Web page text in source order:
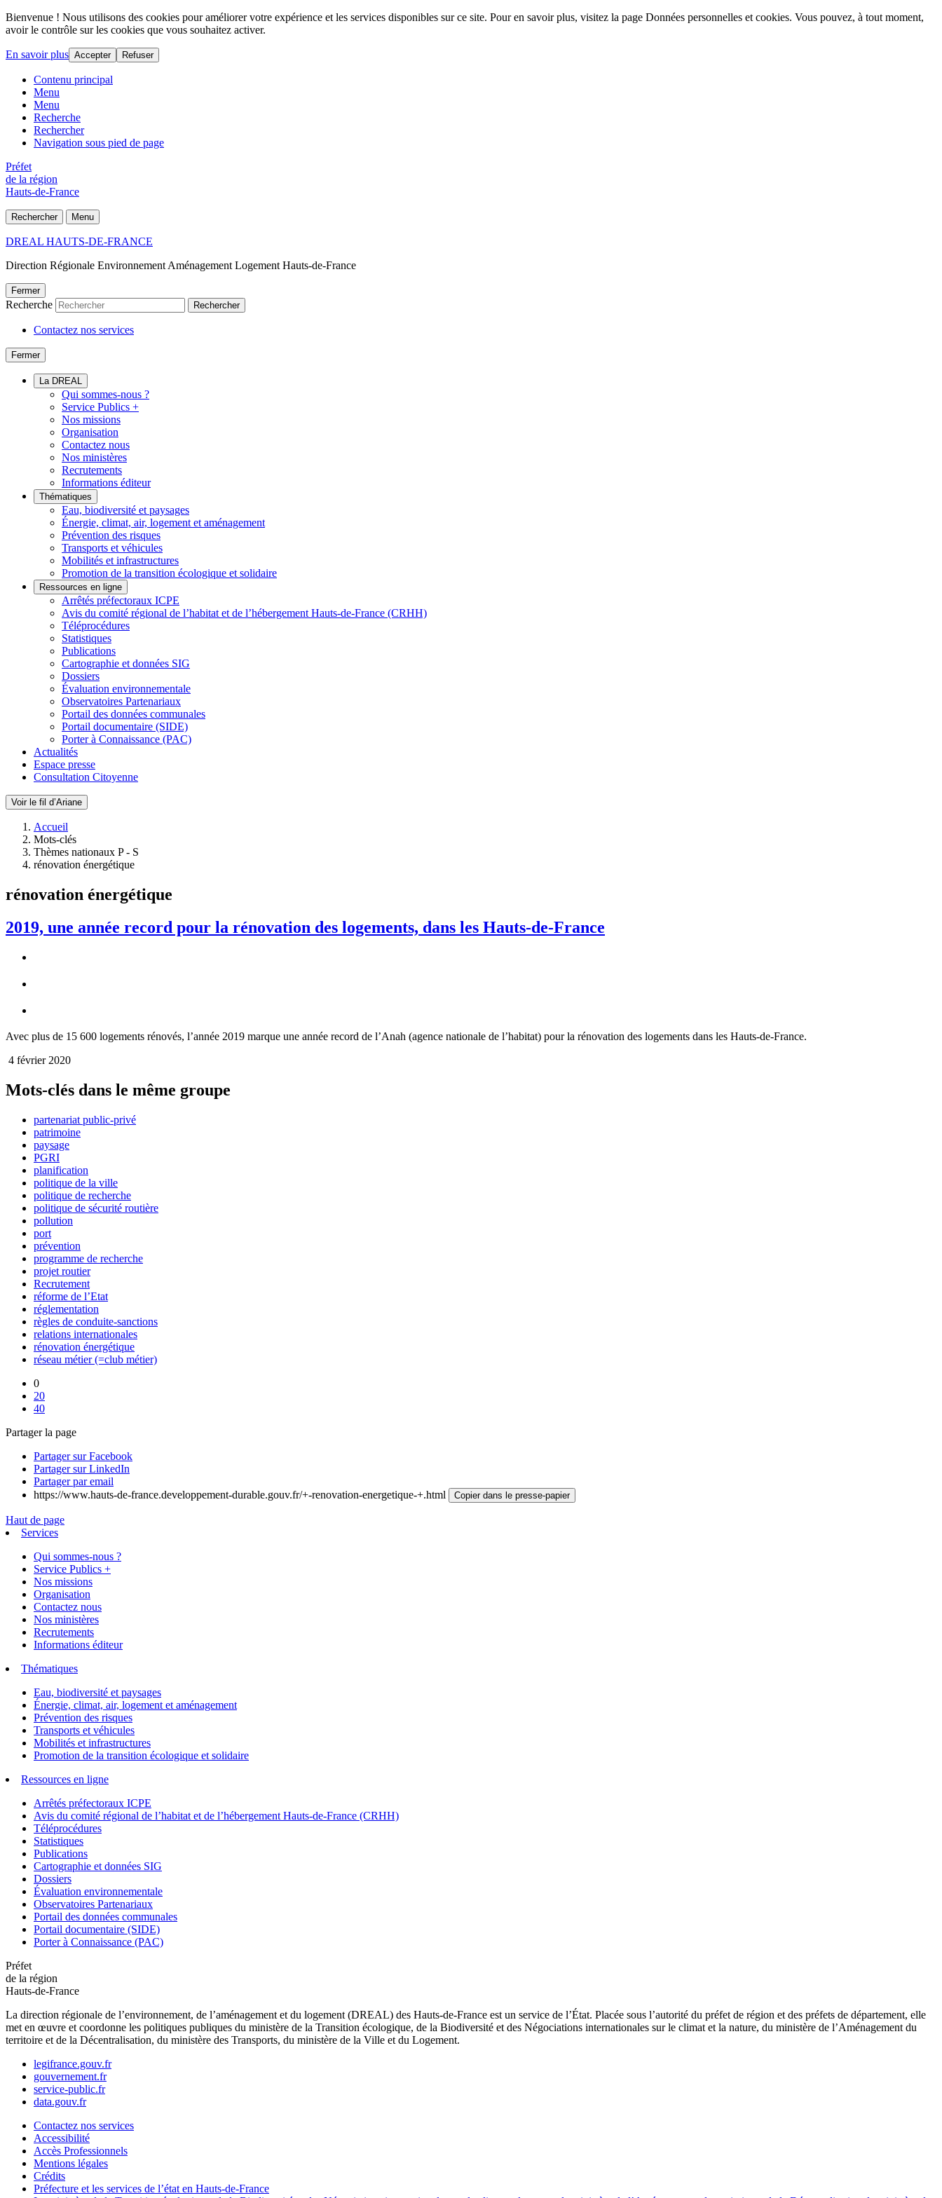
Bienvenue ! Nous utilisons des cookies pour améliorer votre expérience et les services disponibles sur ce site. Pour en savoir plus, visitez la page Données personnelles et cookies. Vous pouvez, à tout moment,
avoir le contrôle sur les cookies que vous souhaitez activer.
En savoir plus Accepter Refuser
Contenu principal
Menu
Menu
Recherche
Rechercher
Navigation sous pied de page
Préfet
de la région
Hauts-de-France
Rechercher Menu
DREAL HAUTS-DE-FRANCE
Direction Régionale Environnement Aménagement Logement Hauts-de-France
Fermer
Recherche Rechercher
Contactez nos services
Fermer
La DREAL
Qui sommes-nous ?
Service Publics +
Nos missions
Organisation
Contactez nous
Nos ministères
Recrutements
Informations éditeur
Thématiques
Eau, biodiversité et paysages
Énergie, climat, air, logement et aménagement
Prévention des risques
Transports et véhicules
Mobilités et infrastructures
Promotion de la transition écologique et solidaire
Ressources en ligne
Arrêtés préfectoraux ICPE
Avis du comité régional de l’habitat et de l’hébergement Hauts-de-France (CRHH)
Téléprocédures
Statistiques
Publications
Cartographie et données SIG
Dossiers
Évaluation environnementale
Observatoires Partenariaux
Portail des données communales
Portail documentaire (SIDE)
Porter à Connaissance (PAC)
Actualités
Espace presse
Consultation Citoyenne
Voir le fil d’Ariane
Accueil
Mots-clés
Thèmes nationaux P - S
rénovation énergétique
rénovation énergétique
2019, une année record pour la rénovation des logements, dans les Hauts-de-France
Avec plus de 15 600 logements rénovés, l’année 2019 marque une année record de l’Anah (agence nationale de l’habitat) pour la rénovation des logements dans les Hauts-de-France.
4 février 2020
Mots-clés dans le même groupe
partenariat public-privé
patrimoine
paysage
PGRI
planification
politique de la ville
politique de recherche
politique de sécurité routière
pollution
port
prévention
programme de recherche
projet routier
Recrutement
réforme de l’Etat
réglementation
règles de conduite-sanctions
relations internationales
rénovation énergétique
réseau métier (=club métier)
0
20
40
Partager la page
Partager sur Facebook
Partager sur LinkedIn
Partager par email
https://www.hauts-de-france.developpement-durable.gouv.fr/+-renovation-energetique-+.html
Copier dans le presse-papier
Haut de page
Services
Qui sommes-nous ?
Service Publics +
Nos missions
Organisation
Contactez nous
Nos ministères
Recrutements
Informations éditeur
Thématiques
Eau, biodiversité et paysages
Énergie, climat, air, logement et aménagement
Prévention des risques
Transports et véhicules
Mobilités et infrastructures
Promotion de la transition écologique et solidaire
Ressources en ligne
Arrêtés préfectoraux ICPE
Avis du comité régional de l’habitat et de l’hébergement Hauts-de-France (CRHH)
Téléprocédures
Statistiques
Publications
Cartographie et données SIG
Dossiers
Évaluation environnementale
Observatoires Partenariaux
Portail des données communales
Portail documentaire (SIDE)
Porter à Connaissance (PAC)
Préfet
de la région
Hauts-de-France
La direction régionale de l’environnement, de l’aménagement et du logement (DREAL) des Hauts-de-France est un service de l’État. Placée sous l’autorité du préfet de région et des préfets de département, elle
met en œuvre et coordonne les politiques publiques du ministère de la Transition écologique, de la Biodiversité et des Négociations internationales sur le climat et la nature, du ministère de l’Aménagement du
territoire et de la Décentralisation, du ministère des Transports, du ministère de la Ville et du Logement.
legifrance.gouv.fr
gouvernement.fr
service-public.fr
data.gouv.fr
Contactez nos services
Accessibilité
Accès Professionnels
Mentions légales
Crédits
Préfecture et les services de l’état en Hauts-de-France